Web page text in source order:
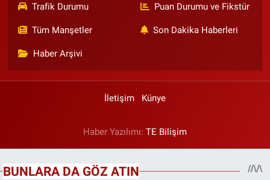
Trafik Durumu Puan Durumu ve Fikstür
Tüm Manşetler Son Dakika Haberleri
Haber Arşivi
İletişim Künye
Haber Yazılımı: TE Bilişim